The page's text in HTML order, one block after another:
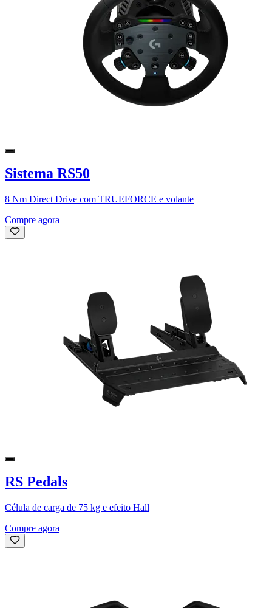
Sistema RS50
8 Nm Direct Drive com TRUEFORCE e volante
Compre agora
RS Pedals
Célula de carga de 75 kg e efeito Hall
Compre agora